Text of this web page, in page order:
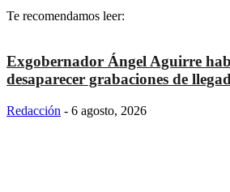
Te recomendamos leer:
Exgobernador Ángel Aguirre
desaparecer grabaciones de
Redacción - 6 agosto, 2026